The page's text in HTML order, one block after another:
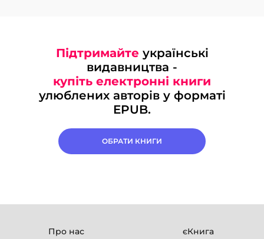
Підтримайте українські
видавництва -
купіть електронні книги
улюблених авторів у форматі
EPUB.
ОБРАТИ КНИГИ
Про нас єКнига